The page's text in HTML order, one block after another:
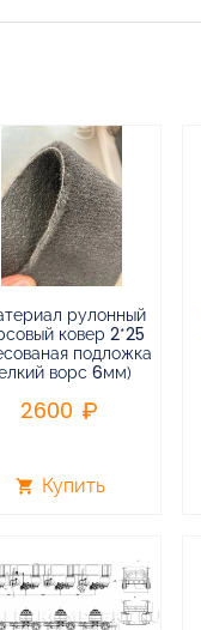
рулонный
ковер 2*25
подложка
ворс 6мм)
2600
shopping_cart Купить